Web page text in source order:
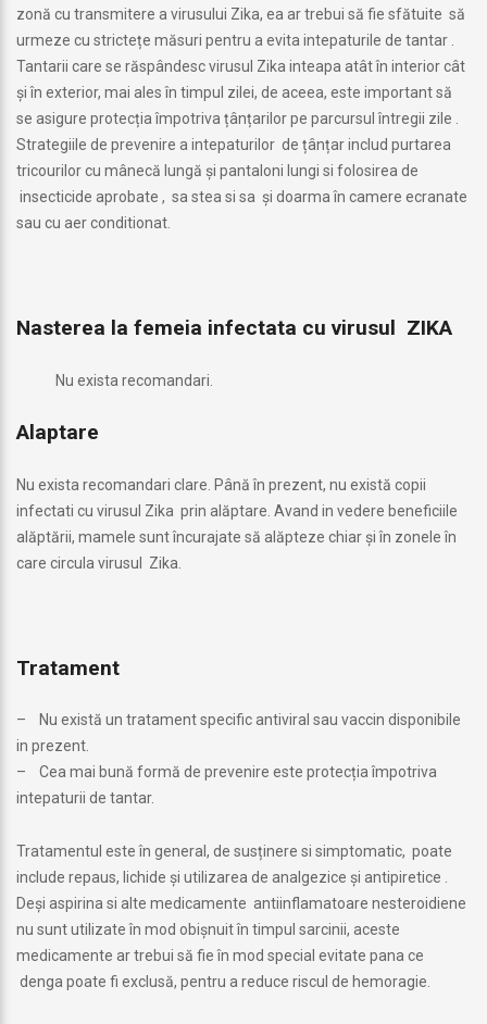
zonă cu transmitere a virusului Zika, ea ar trebui să fie sfătuite să
urmeze cu strictețe măsuri pentru a evita intepaturile de tantar .
Tantarii care se răspândesc virusul Zika inteapa atât în ​​interior cât
și în exterior, mai ales în timpul zilei, de aceea, este important să
se asigure protecția împotriva țânțarilor pe parcursul întregii zile .
Strategiile de prevenire a intepaturilor de țânțar includ purtarea
tricourilor cu mânecă lungă și pantaloni lungi si folosirea de
insecticide aprobate , sa stea si sa și doarma în camere ecranate
sau cu aer conditionat.
Nasterea la femeia infectata cu virusul ZIKA
Nu exista recomandari.
Alaptare
Nu exista recomandari clare. Până în prezent, nu există copii
infectati cu virusul Zika prin alăptare. Avand in vedere beneficiile
alăptării, mamele sunt încurajate să alăpteze chiar și în zonele în
care circula virusul Zika.
Tratament
– Nu există un tratament specific antiviral sau vaccin disponibile
in prezent.
– Cea mai bună formă de prevenire este protecția împotriva
intepaturii de tantar.
Tratamentul este în general, de susținere si simptomatic, poate
include repaus, lichide și utilizarea de analgezice și antipiretice .
Deși aspirina si alte medicamente antiinflamatoare nesteroidiene
nu sunt utilizate în mod obișnuit în timpul sarcinii, aceste
medicamente ar trebui să fie în mod special evitate pana ce
denga poate fi exclusă, pentru a reduce riscul de hemoragie.